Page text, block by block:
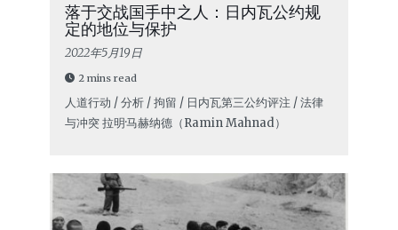
落于交战国手中之人：日内瓦公约规
定的地位与保护
2022年5月19日
2 mins read
人道行动 / 分析 / 拘留 / 日内瓦第三公约评注 / 法律
与冲突拉明·马赫纳德（Ramin Mahnad）